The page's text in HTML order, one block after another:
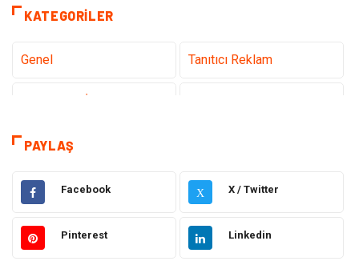
KATEGORILER
Genel Tanıtıcı Reklam
Eğitim & Kariyer
Gündem Hukuk
Moda Sağlıklı Yaşam
PAYLAŞ
Facebook X X / Twitter
Pinterest Linkedin